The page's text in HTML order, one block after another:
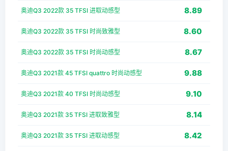
奥迪Q3 2022款 35 TFSI 进取动感型 8.89
奥迪Q3 2022款 35 TFSI 时尚致雅型 8.60
奥迪Q3 2022款 35 TFSI 时尚动感型 8.67
奥迪Q3 2021款 45 TFSI quattro 时尚动感型 9.88
奥迪Q3 2021款 40 TFSI 时尚动感型 9.10
奥迪Q3 2021款 35 TFSI 进取致雅型 8.14
奥迪Q3 2021款 35 TFSI 进取动感型 8.42